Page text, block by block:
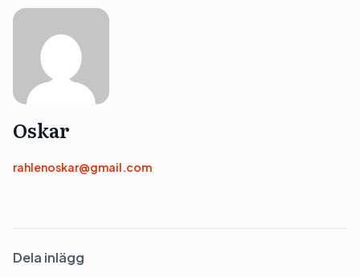
Oskar
rahlenoskar@gmail.com
Dela inlägg